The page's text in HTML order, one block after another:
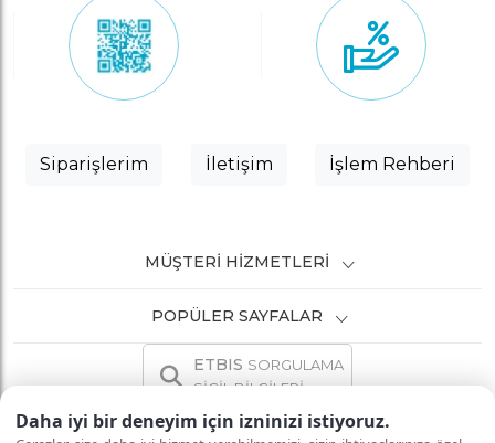
Daha iyi bir deneyim için izninizi istiyoruz.
Siparişlerim İletişim İşlem Rehberi
MÜŞTERI HIZMETLERI
POPÜLER SAYFALAR
ETBIS SORGULAMA
SİCİL BİLGİLERİ